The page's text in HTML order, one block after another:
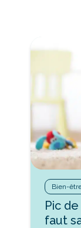
Bien-
Pic
faut